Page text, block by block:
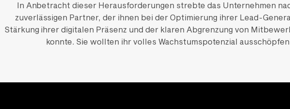
In Anbetracht dieser Herausforderungen strebte das Unternehmen
zuverlässigen Partner, der ihnen bei der Optimierung ihrer Lead-
Stärkung ihrer digitalen Präsenz und der klaren Abgrenzung von
konnte. Sie wollten ihr volles Wachstumspotenzial